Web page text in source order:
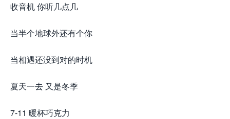
收音机 你听几点几
当半个地球外还有个你
当相遇还没到对的时机
夏天一去 又是冬季
7-11 暖杯巧克力